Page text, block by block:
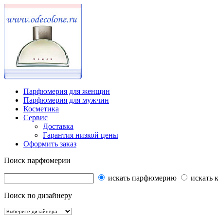
Парфюмерия для женщин
Парфюмерия для мужчин
Косметика
Сервис
Доставка
Гарантия низкой цены
Оформить заказ
Поиск парфюмерии
искать парфюмерию искать
Поиск по дизайнеру